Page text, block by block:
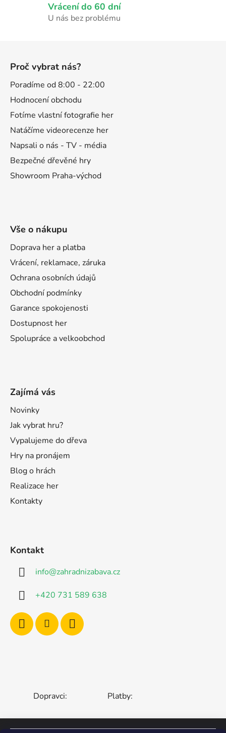
p
i
Vrácení do 60 dní
U nás bez problému
Proč vybrat nás?
Poradíme od 8:00 - 22:00
Hodnocení obchodu
Fotíme vlastní fotografie her
Natáčíme videorecenze her
Napsali o nás - TV - média
Bezpečné dřevěné hry
Showroom Praha-východ
Vše o nákupu
Doprava her a platba
Vrácení, reklamace, záruka
Ochrana osobních údajů
Obchodní podmínky
Garance spokojenosti
Dostupnost her
Spolupráce a velkoobchod
Zajímá vás
Novinky
Jak vybrat hru?
Vypalujeme do dřeva
Hry na pronájem
Blog o hrách
Realizace her
Kontakty
Kontakt
info@zahradnizabava.cz
+420 731 589 638
Dopravci: Platby: